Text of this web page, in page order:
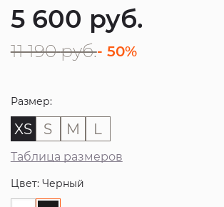
5 600 руб.
11 190 руб.- 50%
Размер:
XS S M L
Таблица размеров
Цвет: Черный